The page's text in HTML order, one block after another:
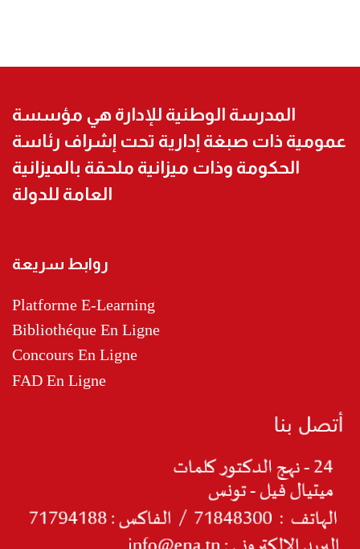
المدرسة الوطنية للإدارة هي مؤسسة
عمومية ذات صبغة إدارية تحت إشراف رئاسة
الحكومة وذات ميزانية ملحقة بالميزانية
العامة للدولة
روابط سريعة
Platforme E-Learning
Bibliothéque En Ligne
Concours En Ligne
FAD En Ligne